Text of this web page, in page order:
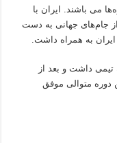
می باشند. ایران با
از جام‌های جهانی به دست
ایران به همراه داشت.
توکیو هم سهمیه تیمی داشت و بعد از
دوره متوالی موفق